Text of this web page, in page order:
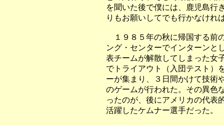
を聞いた後で僕には、鹿児島行
りもお願いしてでも行かなけれ
１９８５年の秋に帰国する前
ング・センターでインターンと
表チームが解散してしまった女
でトライアウト（入団テスト）
ーが集まり、３日間かけて技術
のゲームが行われた。その異色
ったのが、後にアメリカの代表
活躍したケムナー選手だった。